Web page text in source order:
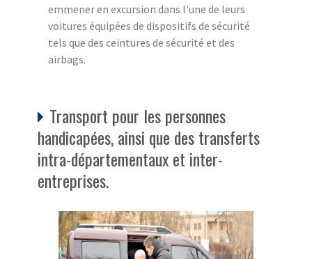
emmener en excursion dans l'une de leurs
voitures équipées de dispositifs de sécurité
tels que des ceintures de sécurité et des
airbags.
Transport pour les personnes
handicapées, ainsi que des transferts
intra-départementaux et inter-
entreprises.